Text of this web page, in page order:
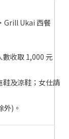
Grill Ukai 西餐
收取 1,000 元
鞋及涼鞋；女仕請
外)。